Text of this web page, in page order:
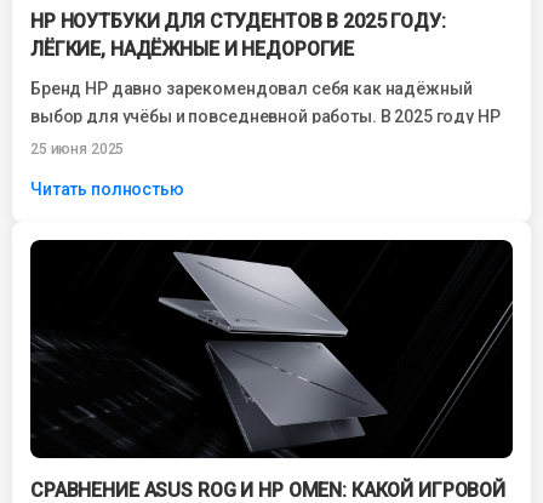
HP НОУТБУКИ ДЛЯ СТУДЕНТОВ В 2025 ГОДУ:
ЛЁГКИЕ, НАДЁЖНЫЕ И НЕДОРОГИЕ
Бренд HP давно зарекомендовал себя как надёжный
выбор для учёбы и повседневной работы. В 2025 году HP
ноутбуки для студентов...
25 июня 2025
Читать полностью
СРАВНЕНИЕ ASUS ROG И HP OMEN: КАКОЙ ИГРОВОЙ